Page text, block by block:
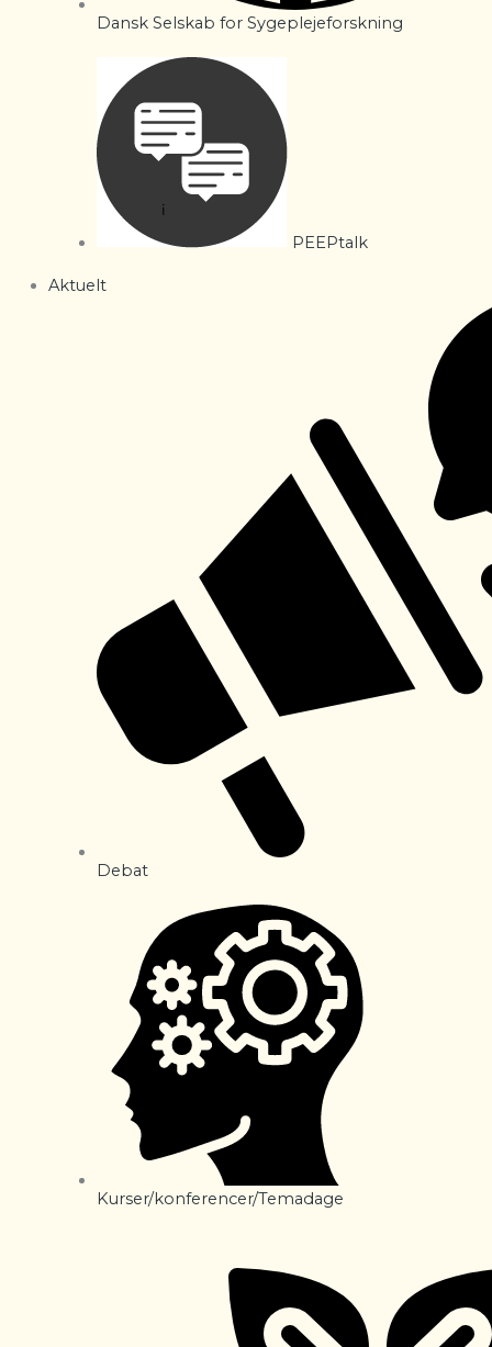
Dansk Selskab for Sygeplejeforskning
PEEPtalk
Aktuelt
Debat
Kurser/konferencer/Temadage